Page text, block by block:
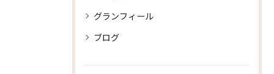
グランフィール
ブログ